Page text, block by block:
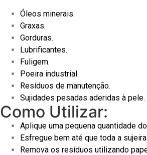
Óleos minerais.
Graxas.
Gorduras.
Lubrificantes.
Fuligem.
Poeira industrial.
Resíduos de manutenção.
Sujidades pesadas aderidas à pele.
Como Utilizar:
Aplique uma pequena quantidade do
Esfregue bem até que toda a
Remova os resíduos utilizando